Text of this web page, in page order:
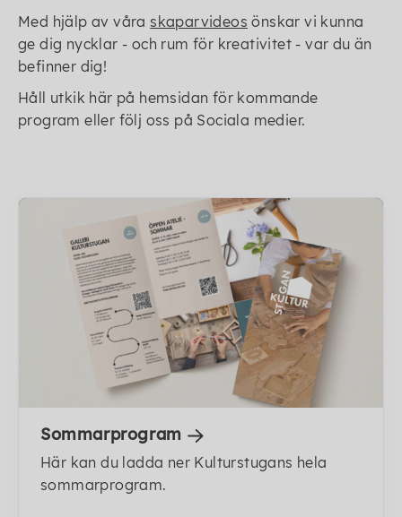
Med hjälp av våra skaparvideos önskar vi kunna
ge dig nycklar - och rum för kreativitet - var du än
befinner dig!
Håll utkik här på hemsidan för kommande
program eller följ oss på Sociala medier.
Sommarprogram
Här kan du ladda ner Kulturstugans hela
sommarprogram.